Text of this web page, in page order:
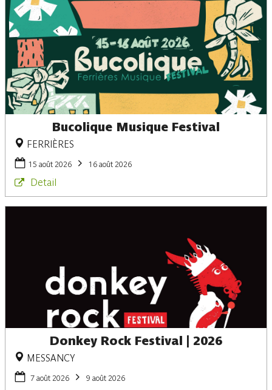
Bucolique Musique Festival
FERRIÈRES
15 août 2026 16 août 2026
Detail
Donkey Rock Festival | 2026
MESSANCY
7 août 2026 9 août 2026